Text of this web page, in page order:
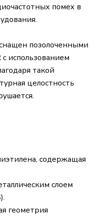
помех в
позолоченными
использованием
такой
целостность
содержащая
слоем
геометрия